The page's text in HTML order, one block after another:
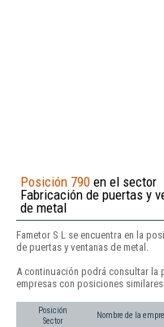
Posición 790 en el sector
Fabricación de puertas y
de metal
Fametor S L se encuentra en la
de puertas y ventanas de metal.
A continuación podrá consultar la
empresas con posiciones
Posición
Sector
Nombre de la